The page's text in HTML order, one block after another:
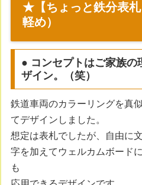
★【ちょっと鉄分表
軽め）
● コンセプトはご家族の
ザイン。（笑）
鉄道車両のカラーリングを真似
てデザインしました。
想定は表札でしたが、自由に文
字を加えてウェルカムボードに
も